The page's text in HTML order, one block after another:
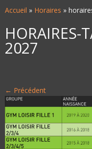
auAccueil » Horaires »
HORAIRES-
2027
← Précédent